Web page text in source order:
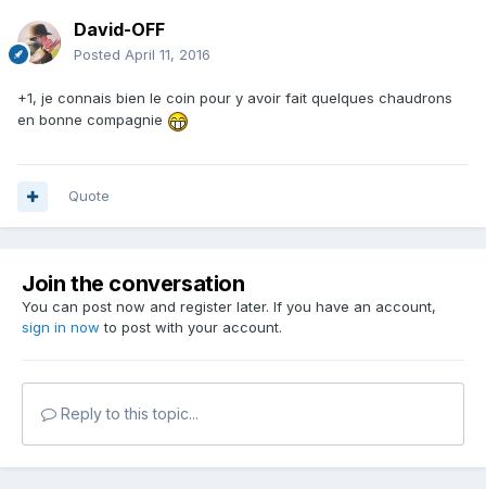
David-OFF
Posted April 11, 2016
+1, je connais bien le coin pour y avoir fait quelques chaudrons
en bonne compagnie
Quote
Join the conversation
You can post now and register later. If you have an account,
sign in now to post with your account.
Reply to this topic...